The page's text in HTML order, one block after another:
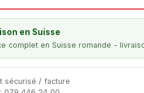
en Suisse
complet en Suisse romande -
sécurisé / facture